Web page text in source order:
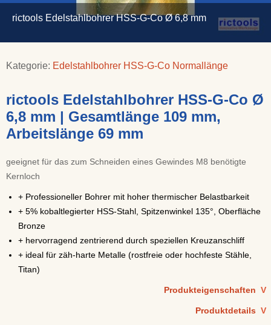
rictools Edelstahlbohrer HSS-G-Co Ø 6,8 mm
Kategorie: Edelstahlbohrer HSS-G-Co Normallänge
rictools Edelstahlbohrer HSS-G-Co Ø
6,8 mm | Gesamtlänge 109 mm,
Arbeitslänge 69 mm
geeignet für das zum Schneiden eines Gewindes M8 benötigte
Kernloch
+ Professioneller Bohrer mit hoher thermischer Belastbarkeit
+ 5% kobaltlegierter HSS-Stahl, Spitzenwinkel 135°, Oberfläche
Bronze
+ hervorragend zentrierend durch speziellen Kreuzanschliff
+ ideal für zäh-harte Metalle (rostfreie oder hochfeste Stähle,
Titan)
Produkteigenschaften V
Produktdetails V